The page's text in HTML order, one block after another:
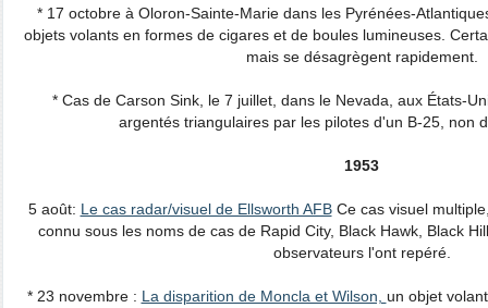
* 17 octobre à Oloron-Sainte-Marie dans les Pyrénées-
objets volants en formes de cigares et de boules lumineuses.
mais se désagrègent rapidement.
* Cas de Carson Sink, le 7 juillet, dans le Nevada, aux États-
argentés triangulaires par les pilotes d'un B-25, non
1953
5 août: Le cas radar/visuel de Ellsworth AFBCe cas visuel
connu sous les noms de cas de Rapid City, Black Hawk, Black
observateurs l'ont repéré.
* 23 novembre : La disparition de Moncla et Wilson, un objet